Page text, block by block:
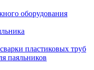
оборудования
пластиковых труб
паяльников